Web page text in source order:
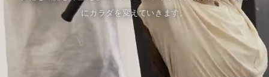
にカラダを変えていきます。